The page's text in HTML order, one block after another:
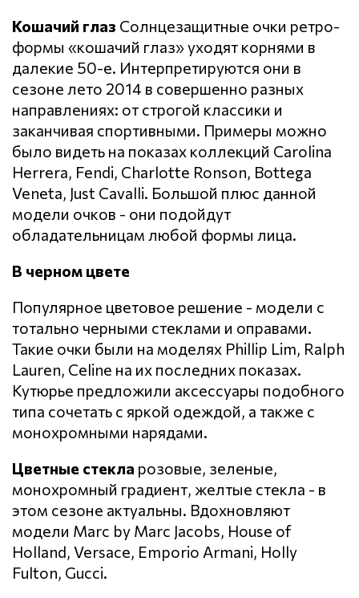
Кошачий глаз Солнцезащитные очки ретро-
формы «кошачий глаз» уходят корнями в
далекие 50-е. Интерпретируются они в
сезоне лето 2014 в совершенно разных
направлениях: от строгой классики и
заканчивая спортивными. Примеры можно
было видеть на показах коллекций Carolina
Herrera, Fendi, Charlotte Ronson, Bottega
Veneta, Just Cavalli. Большой плюс данной
модели очков - они подойдут
обладательницам любой формы лица.
В черном цвете
Популярное цветовое решение - модели с
тотально черными стеклами и оправами.
Такие очки были на моделях Phillip Lim, Ralph
Lauren, Celine на их последних показах.
Кутюрье предложили аксессуары подобного
типа сочетать с яркой одеждой, а также с
монохромными нарядами.
Цветные стекла розовые, зеленые,
монохромный градиент, желтые стекла - в
этом сезоне актуальны. Вдохновляют
модели Marc by Marc Jacobs, House of
Holland, Versace, Emporio Armani, Holly
Fulton, Gucci.